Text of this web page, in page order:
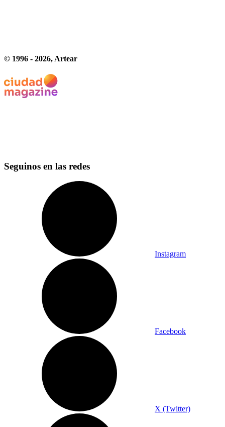
© 1996 - 2026, Artear
Seguinos en las redes
Instagram
Facebook
X (Twitter)